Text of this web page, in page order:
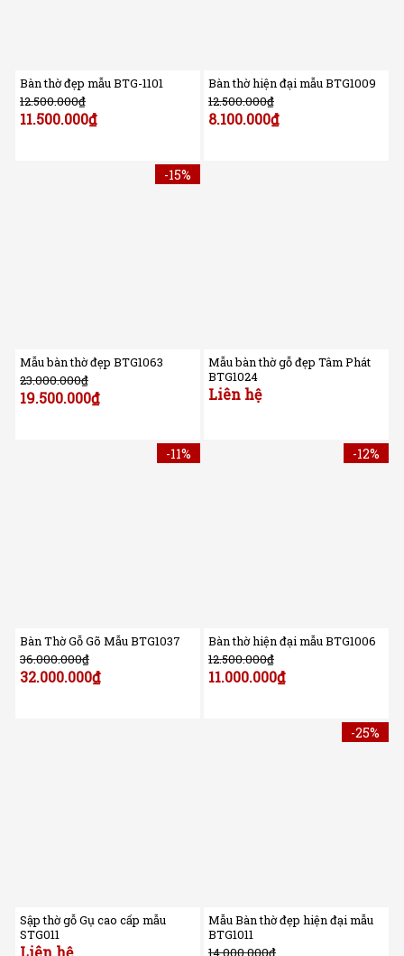
Bàn thờ đẹp mẫu BTG-1101
12.500.000₫
11.500.000₫
Bàn thờ hiện đại mẫu BTG1009
12.500.000₫
8.100.000₫
-15%
Mẫu bàn thờ đẹp BTG1063
23.000.000₫
19.500.000₫
Mẫu bàn thờ gỗ đẹp Tâm Phát
BTG1024
Liên hệ
-11%
Bàn Thờ Gỗ Gõ Mẫu BTG1037
36.000.000₫
32.000.000₫
-12%
Bàn thờ hiện đại mẫu BTG1006
12.500.000₫
11.000.000₫
Sập thờ gỗ Gụ cao cấp mẫu
STG011
Liên hệ
-25%
Mẫu Bàn thờ đẹp hiện đại mẫu
BTG1011
14.000.000₫